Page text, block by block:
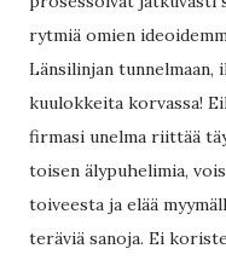
rytmiä omien
Länsilinjan tunnelmaan,
kuulokkeita korvassa!
firmasi unelma riittää
toisen älypuhelimia,
toiveesta ja elää
teräviä sanoja. Ei